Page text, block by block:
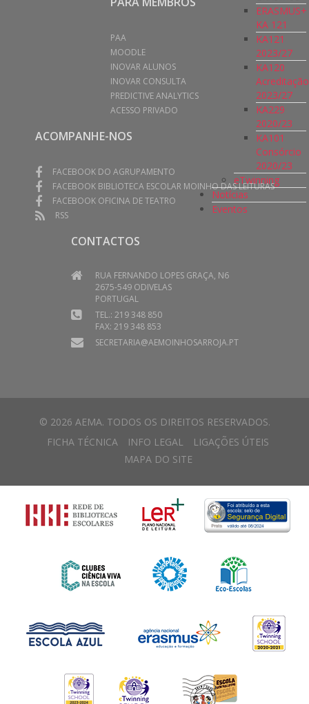
ERASMUS+
KA 121
KA121
2023/27
KA120
Acreditação
2023/27
KA229
2020/23
KA101
Consórcio
2020/23
eTwinning
Notícias
Eventos
PAA
MOODLE
INOVAR ALUNOS
INOVAR CONSULTA
PREDICTIVE ANALYTICS
ACESSO PRIVADO
ACOMPANHE-NOS
FACEBOOK DO AGRUPAMENTO
FACEBOOK BIBLIOTECA ESCOLAR MOINHO DAS LEITURAS
FACEBOOK OFICINA DE TEATRO
RSS
CONTACTOS
RUA FERNANDO LOPES GRAÇA, N6
2675-549 ODIVELAS
PORTUGAL
TEL.: 219 348 850
FAX: 219 348 853
SECRETARIA@AEMOINHOSARROJA.PT
© 2026 AEMA. TODOS OS DIREITOS RESERVADOS.
FICHA TÉCNICA
INFO LEGAL
LIGAÇÕES ÚTEIS
MAPA DO SITE